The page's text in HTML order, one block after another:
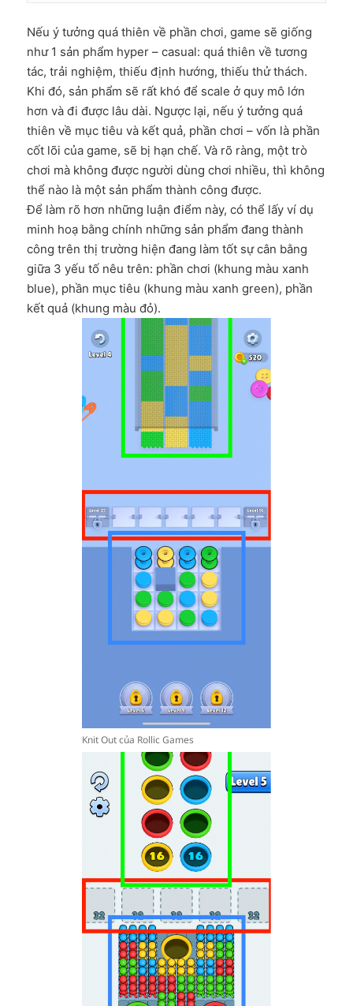
Nếu ý tưởng quá thiên về phần chơi, game sẽ giống
như 1 sản phẩm hyper – casual: quá thiên về tương
tác, trải nghiệm, thiếu định hướng, thiếu thử thách.
Khi đó, sản phẩm sẽ rất khó để scale ở quy mô lớn
hơn và đi được lâu dài. Ngược lại, nếu ý tưởng quá
thiên về mục tiêu và kết quả, phần chơi – vốn là phần
cốt lõi của game, sẽ bị hạn chế. Và rõ ràng, một trò
chơi mà không được người dùng chơi nhiều, thì không
thể nào là một sản phẩm thành công được.
Để làm rõ hơn những luận điểm này, có thể lấy ví dụ
minh hoạ bằng chính những sản phẩm đang thành
công trên thị trường hiện đang làm tốt sự cân bằng
giữa 3 yếu tố nêu trên: phần chơi (khung màu xanh
blue), phần mục tiêu (khung màu xanh green), phần
kết quả (khung màu đỏ).
Knit Out của Rollic Games